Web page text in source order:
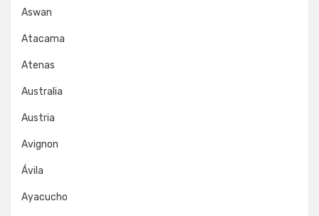
Aswan
Atacama
Atenas
Australia
Austria
Avignon
Ávila
Ayacucho